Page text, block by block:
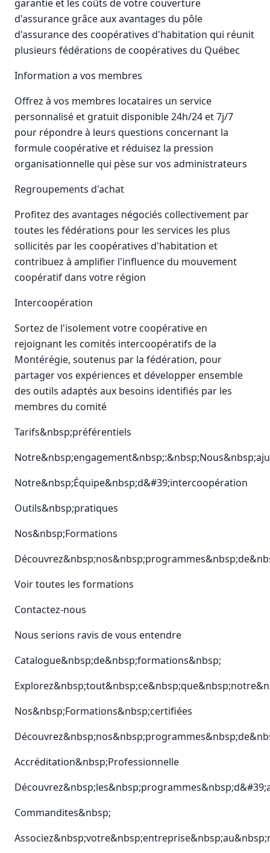
garantie et les coûts de votre couverture
d'assurance grâce aux avantages du pôle
d'assurance des coopératives d'habitation qui réunit
plusieurs fédérations de coopératives du Québec
Information a vos membres
Offrez à vos membres locataires un service
personnalisé et gratuit disponible 24h/24 et 7j/7
pour répondre à leurs questions concernant la
formule coopérative et réduisez la pression
organisationnelle qui pèse sur vos administrateurs
Regroupements d'achat
Profitez des avantages négociés collectivement par
toutes les fédérations pour les services les plus
sollicités par les coopératives d'habitation et
contribuez à amplifier l'influence du mouvement
coopératif dans votre région
Intercoopération
Sortez de l'isolement votre coopérative en
rejoignant les comités intercoopératifs de la
Montérégie, soutenus par la fédération, pour
partager vos expériences et développer ensemble
des outils adaptés aux besoins identifiés par les
membres du comité
Tarifs&nbsp;préférentiels
Notre&nbsp;Équipe&nbsp;d&#39;intercoopération
Outils&nbsp;pratiques
Nos&nbsp;Formations
Voir toutes les formations
Contactez-nous
Nous serions ravis de vous entendre
Catalogue&nbsp;de&nbsp;formations&nbsp;
Nos&nbsp;Formations&nbsp;certifiées
Accréditation&nbsp;Professionnelle
Commandites&nbsp;